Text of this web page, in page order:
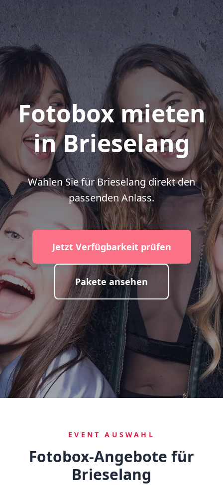
Fotobox mieten
in Brieselang
Wählen Sie für Brieselang direkt den
passenden Anlass.
Jetzt Verfügbarkeit prüfen
Pakete ansehen
EVENT AUSWAHL
Fotobox-Angebote für
Brieselang